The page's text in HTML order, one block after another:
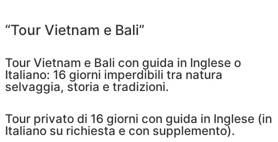
“Tour Vietnam e Bali”
Tour Vietnam e Bali con guida in Inglese o
Italiano: 16 giorni imperdibili tra natura
selvaggia, storia e tradizioni.
Tour privato di 16 giorni con guida in Inglese (in
Italiano su richiesta e con supplemento).